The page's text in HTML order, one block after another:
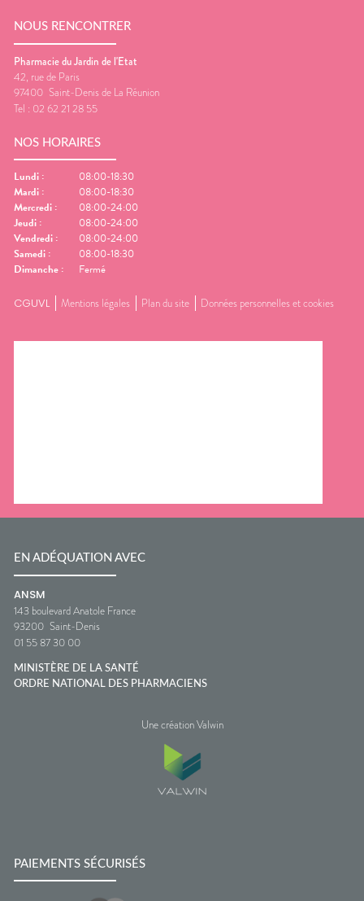
NOUS RENCONTRER
Pharmacie du Jardin de l'Etat
42, rue de Paris
97400 Saint-Denis de La Réunion
Tel : 02 62 21 28 55
NOS HORAIRES
Lundi :
08:00-18:30
Mardi :
08:00-18:30
Mercredi :
08:00-24:00
Jeudi :
08:00-24:00
Vendredi :
08:00-24:00
Samedi :
08:00-18:30
Dimanche : Fermé
CGUVL Mentions légales Plan du site Données personnelles et cookies
EN ADÉQUATION AVEC
ANSM
143 boulevard Anatole France
93200 Saint-Denis
01 55 87 30 00
MINISTÈRE DE LA SANTÉ
ORDRE NATIONAL DES PHARMACIENS
Une création Valwin
PAIEMENTS SÉCURISÉS